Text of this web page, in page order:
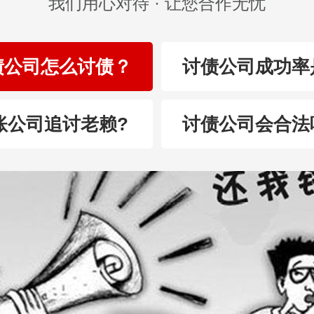
司怎么讨债？ 讨债公司成功
公司追讨老赖? 讨债公司会合